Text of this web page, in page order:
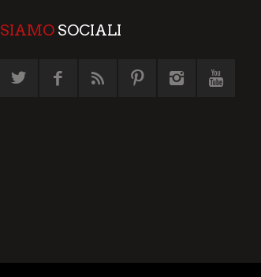
SIAMOSOCIALI